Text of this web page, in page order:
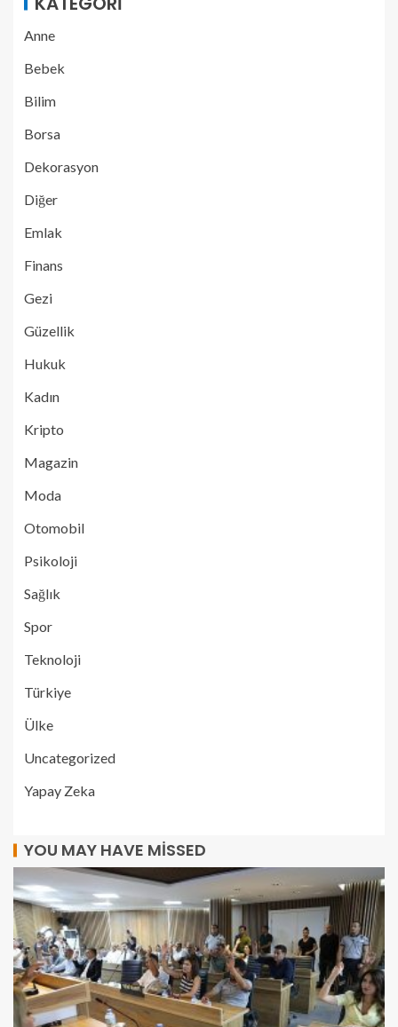
Anne
Bebek
Bilim
Borsa
Dekorasyon
Diğer
Emlak
Finans
Gezi
Güzellik
Hukuk
Kadın
Kripto
Magazin
Moda
Otomobil
Psikoloji
Sağlık
Spor
Teknoloji
Türkiye
Ülke
Uncategorized
Yapay Zeka
YOU MAY HAVE MISSED